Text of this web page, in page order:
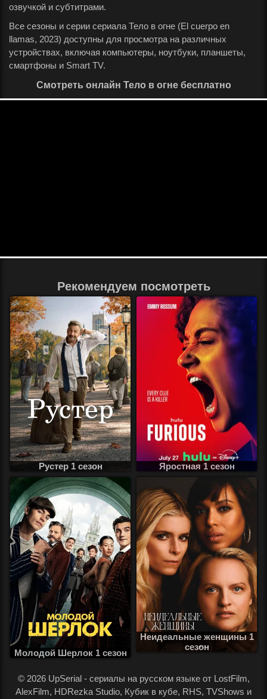
озвучкой и субтитрами.
Все сезоны и серии сериала Тело в огне (El cuerpo en
llamas, 2023) доступны для просмотра на различных
устройствах, включая компьютеры, ноутбуки, планшеты,
смартфоны и Smart TV.
Смотреть онлайн Тело в огне бесплатно
Рекомендуем посмотреть
Рустер 1 сезон Яростная 1 сезон
Молодой Шерлок 1 сезон
Неидеальные женщины 1
сезон
© 2026 UpSerial - сериалы на русском языке от LostFilm,
AlexFilm, HDRezka Studio, Кубик в кубе, RHS, TVShows и